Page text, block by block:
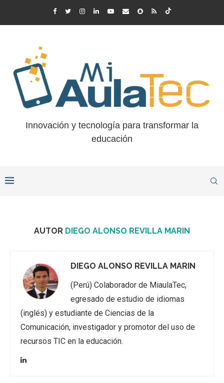
Innovación y tecnología para transformar la
educación
AUTOR DIEGO ALONSO REVILLA MARIN
DIEGO ALONSO REVILLA MARIN
(Perú) Colaborador de MiaulaTec,
egresado de estudio de idiomas
(inglés) y estudiante de Ciencias de la
Comunicación, investigador y promotor del uso de
recursos TIC en la educación.